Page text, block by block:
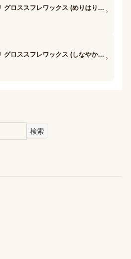
資生堂 マシェリ グロススフレワックス (めりはりウエーブ)N ›
資生堂 マシェリ グロススフレワックス (しなやかストレート)N ›
検索